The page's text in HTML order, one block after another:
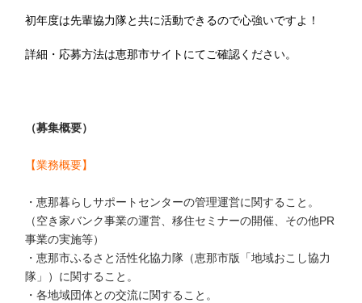
初年度は先輩協力隊と共に活動できるので心強いですよ！
詳細・応募方法は恵那市サイトにてご確認ください。
（募集概要）
【業務概要】
・恵那暮らしサポートセンターの管理運営に関すること。
（空き家バンク事業の運営、移住セミナーの開催、その他PR
事業の実施等）
・恵那市ふるさと活性化協力隊（恵那市版「地域おこし協力
隊」）に関すること。
・各地域団体との交流に関すること。